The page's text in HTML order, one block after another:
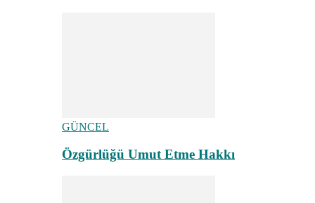
GÜNCEL
Özgürlüğü Umut Etme Hakkı